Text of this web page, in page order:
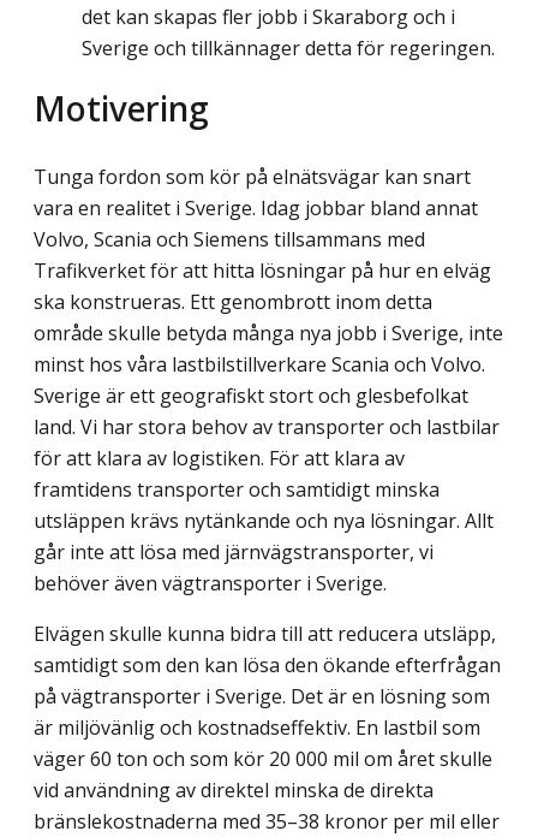
det kan skapas fler jobb i Skaraborg och i
Sverige och tillkännager detta för regeringen.
Motivering
Tunga fordon som kör på elnätsvägar kan snart
vara en realitet i Sverige. Idag jobbar bland annat
Volvo, Scania och Siemens tillsammans med
Trafikverket för att hitta lösningar på hur en elväg
ska konstrueras. Ett genombrott inom detta
område skulle betyda många nya jobb i Sverige, inte
minst hos våra lastbilstillverkare Scania och Volvo.
Sverige är ett geografiskt stort och glesbefolkat
land. Vi har stora behov av transporter och lastbilar
för att klara av logistiken. För att klara av
framtidens transporter och samtidigt minska
utsläppen krävs nytänkande och nya lösningar. Allt
går inte att lösa med järnvägstransporter, vi
behöver även vägtransporter i Sverige.
Elvägen skulle kunna bidra till att reducera utsläpp,
samtidigt som den kan lösa den ökande efterfrågan
på vägtransporter i Sverige. Det är en lösning som
är miljövänlig och kostnadseffektiv. En lastbil som
väger 60 ton och som kör 20 000 mil om året skulle
vid användning av direktel minska de direkta
bränslekostnaderna med 35–38 kronor per mil eller